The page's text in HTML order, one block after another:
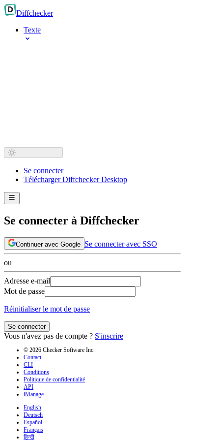
Diffchecker
Texte
Se connecter
Télécharger Diffchecker Desktop
Se connecter à Diffchecker
Continuer avec Google Se connecter avec SSO
ou
Adresse e-mail
Mot de passe
Réinitialiser le mot de passe
Se connecter
Vous n'avez pas de compte ? S'inscrire
© 2026 Checker Software Inc.
Contact
CLI
Conditions
Politique de confidentialité
API
iManage
English
Deutsch
Español
Français
हिन्दी